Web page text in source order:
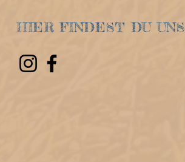
HIER FINDEST DU UNS